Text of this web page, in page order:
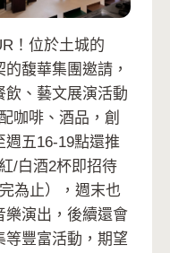
！位於土城的
的馥華集團邀請，
飲、藝文展演活動
咖啡、酒品，創
週五16-19點還推
/白酒2杯即招待
為止），週末也
樂演出，後續還會
等豐富活動，期望